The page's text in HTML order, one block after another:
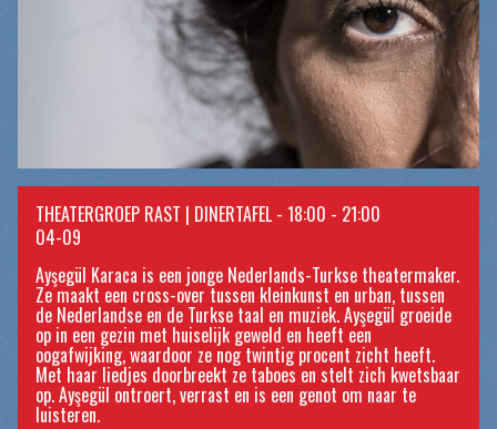
THEATERGROEP RAST | DINERTAFEL - 18:00 - 21:00
04-09
Ayşegül Karaca is een jonge Nederlands-Turkse theatermaker.
Ze maakt een cross-over tussen kleinkunst en urban, tussen
de Nederlandse en de Turkse taal en muziek. Ayşegül groeide
op in een gezin met huiselijk geweld en heeft een
oogafwijking, waardoor ze nog twintig procent zicht heeft.
Met haar liedjes doorbreekt ze taboes en stelt zich kwetsbaar
op. Ayşegül ontroert, verrast en is een genot om naar te
luisteren.